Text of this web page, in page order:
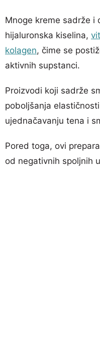
Mnoge kreme sadrže i
hijaluronska kiselina,
kolagen, čime se
aktivnih supstanci.
Proizvodi koji sadrže
poboljšanja
ujednačavanju tena i
Pored toga, ovi
od negativnih spoljnih